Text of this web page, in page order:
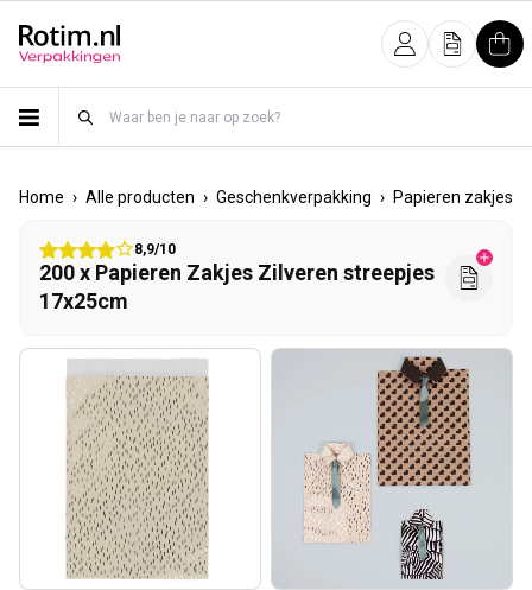
InloggenOfferte
Home › Alle producten › Geschenkverpakking › Papieren zakjes
8,9/10
200 x Papieren Zakjes Zilveren streepjes
17x25cm